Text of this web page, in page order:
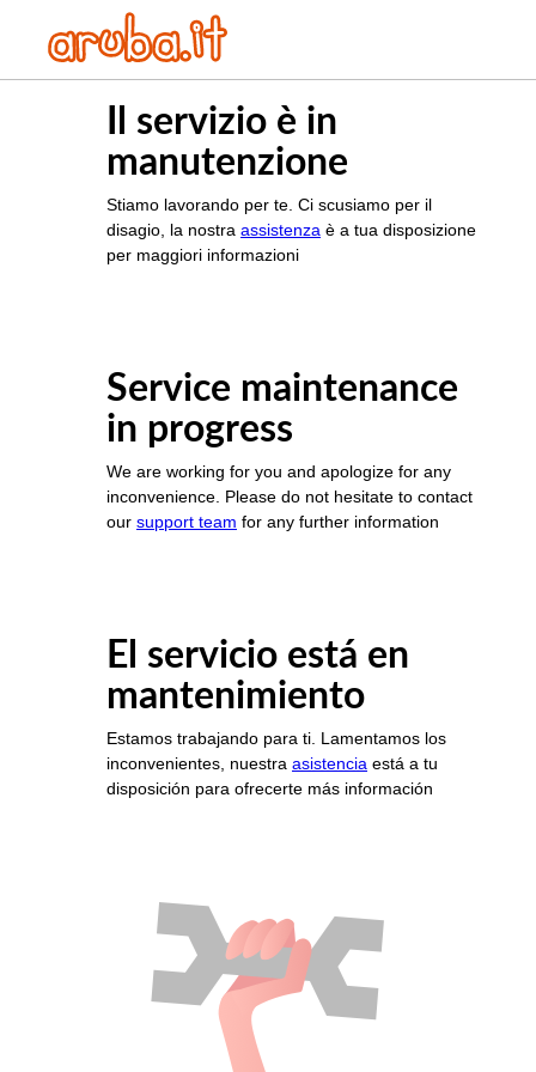
Il servizio è in
manutenzione
Stiamo lavorando per te. Ci scusiamo per il
disagio, la nostra assistenza è a tua disposizione
per maggiori informazioni
Service maintenance
in progress
We are working for you and apologize for any
inconvenience. Please do not hesitate to contact
our support team for any further information
El servicio está en
mantenimiento
Estamos trabajando para ti. Lamentamos los
inconvenientes, nuestra asistencia está a tu
disposición para ofrecerte más información